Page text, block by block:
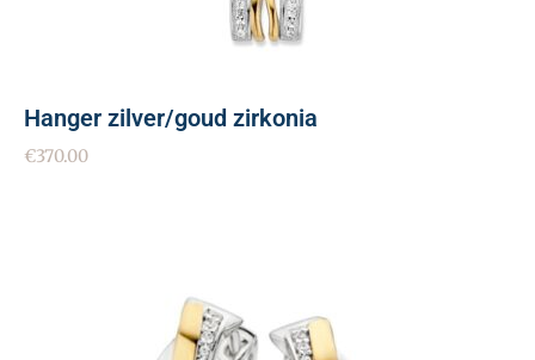
Hanger zilver/goud zirkonia
€370.00